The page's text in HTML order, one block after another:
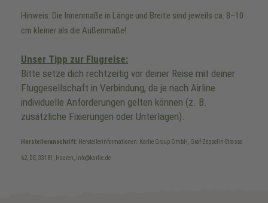
Hinweis: Die Innenmaße in Länge und Breite sind jeweils ca. 8–10
cm kleiner als die Außenmaße!
Unser Tipp zur Flugreise:
Bitte setze dich rechtzeitig vor deiner Reise mit deiner
Fluggesellschaft in Verbindung, da je nach Airline
individuelle Anforderungen gelten können (z. B.
zusätzliche Fixierungen oder Unterlagen).
Herstelleranschrift: Herstellerinformationen: Karlie Group GmbH, Graf-Zeppelin-Strasse
62, DE, 33181, Haaren, info@karlie.de